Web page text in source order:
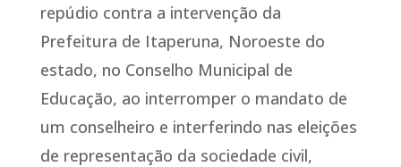
repúdio contra a intervenção da
Prefeitura de Itaperuna, Noroeste do
estado, no Conselho Municipal de
Educação, ao interromper o mandato de
um conselheiro e interferindo nas eleições
de representação da sociedade civil,